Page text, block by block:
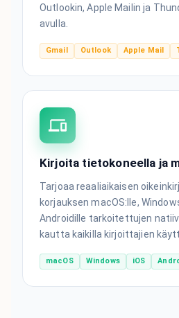
Outlookin, Apple Mailin ja
avulla.
Gmail Outlook Apple Mail
Kirjoita tietokoneella ja
Tarjoaa reaaliaikaisen
korjauksen macOS:lle,
Androidille tarkoitettujen
kautta kaikilla kirjoittajien
macOS Windows iOS